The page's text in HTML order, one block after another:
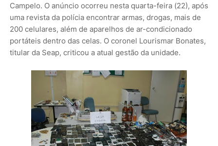
Campelo. O anúncio ocorreu nesta quarta-feira (22), após
uma revista da polícia encontrar armas, drogas, mais de
200 celulares, além de aparelhos de ar-condicionado
portáteis dentro das celas. O coronel Lourismar Bonates,
titular da Seap, criticou a atual gestão da unidade.